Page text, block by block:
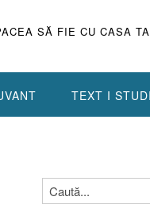
SĂ FIE CU CASA
TEXT I